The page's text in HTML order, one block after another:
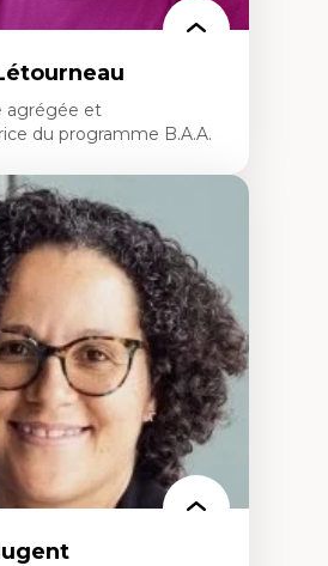
agrégée et
du programme B.A.A.
travail-vie personnelle
ressources humaines
fidélisation de la main-
sociale des organisations
organisationnelles
organisationnel
au travail)
qualitative
affaires